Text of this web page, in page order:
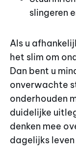
slingeren
Als u
het slim om
Dan bent u
onverwachte
onderhouden
duidelijke
denken mee
dagelijks leven